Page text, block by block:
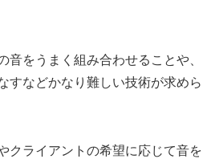
音をうまく組み合わせることや、
すなどかなり難しい技術が求めら
クライアントの希望に応じて音を